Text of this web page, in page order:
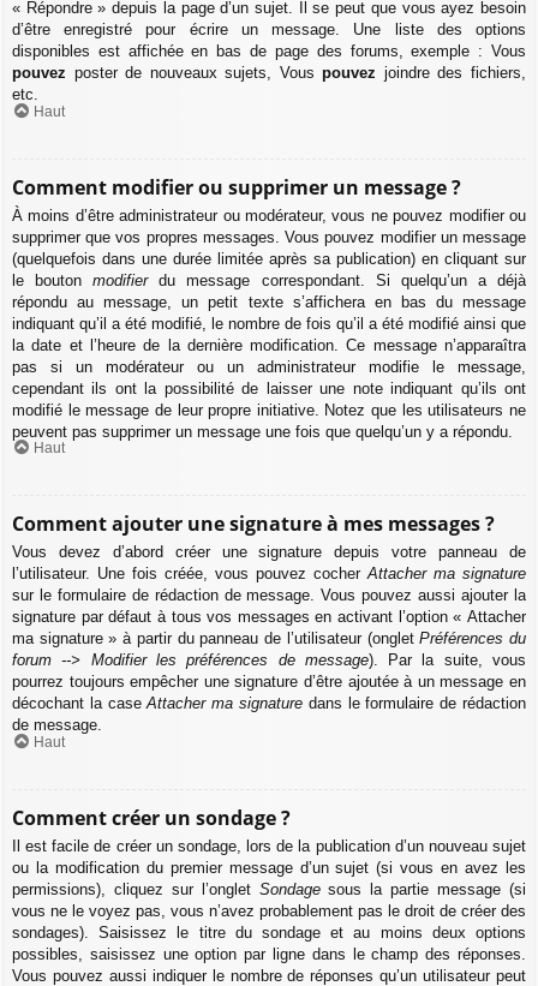
« Répondre » depuis la page d’un sujet. Il se peut que vous ayez besoin
d’être enregistré pour écrire un message. Une liste des options
disponibles est affichée en bas de page des forums, exemple : Vous
pouvez poster de nouveaux sujets, Vouspouvez joindre des fichiers,
etc.
Haut
Comment modifier ou supprimer un message ?
À moins d’être administrateur ou modérateur, vous ne pouvez modifier ou
supprimer que vos propres messages. Vous pouvez modifier un message
(quelquefois dans une durée limitée après sa publication) en cliquant sur
le boutonmodifierdu message correspondant. Si quelqu’un a déjà
répondu au message, un petit texte s’affichera en bas du message
indiquant qu’il a été modifié, le nombre de fois qu’il a été modifié ainsi que
la date et l’heure de la dernière modification. Ce message n’apparaîtra
pas si un modérateur ou un administrateur modifie le message,
cependant ils ont la possibilité de laisser une note indiquant qu’ils ont
modifié le message de leur propre initiative. Notez que les utilisateurs ne
peuvent pas supprimer un message une fois que quelqu’un y a répondu.
Haut
Comment ajouter une signature à mes messages ?
Vous devez d’abord créer une signature depuis votre panneau de
l’utilisateur. Une fois créée, vous pouvez cocherAttacher ma signature
sur le formulaire de rédaction de message. Vous pouvez aussi ajouter la
signature par défaut à tous vos messages en activant l’option « Attacher
ma signature » à partir du panneau de l’utilisateur (ongletPréférences du
forum --> Modifier les préférences de message). Par la suite, vous
pourrez toujours empêcher une signature d’être ajoutée à un message en
décochant la caseAttacher ma signature dans le formulaire de rédaction
de message.
Haut
Comment créer un sondage ?
Il est facile de créer un sondage, lors de la publication d’un nouveau sujet
ou la modification du premier message d’un sujet (si vous en avez les
permissions), cliquez sur l’onglet Sondagesous la partie message (si
vous ne le voyez pas, vous n’avez probablement pas le droit de créer des
sondages). Saisissez le titre du sondage et au moins deux options
possibles, saisissez une option par ligne dans le champ des réponses.
Vous pouvez aussi indiquer le nombre de réponses qu’un utilisateur peut